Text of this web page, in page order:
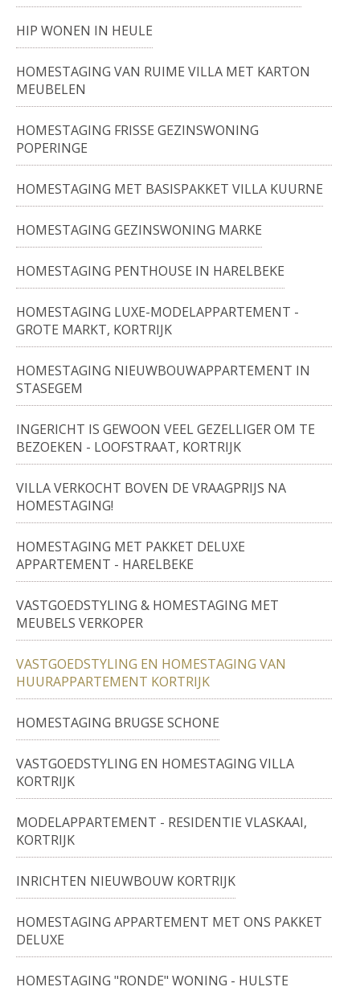
HIP WONEN IN HEULE
HOMESTAGING VAN RUIME VILLA MET KARTON
MEUBELEN
HOMESTAGING FRISSE GEZINSWONING
POPERINGE
HOMESTAGING MET BASISPAKKET VILLA KUURNE
HOMESTAGING GEZINSWONING MARKE
HOMESTAGING PENTHOUSE IN HARELBEKE
HOMESTAGING LUXE-MODELAPPARTEMENT -
GROTE MARKT, KORTRIJK
HOMESTAGING NIEUWBOUWAPPARTEMENT IN
STASEGEM
INGERICHT IS GEWOON VEEL GEZELLIGER OM TE
BEZOEKEN - LOOFSTRAAT, KORTRIJK
VILLA VERKOCHT BOVEN DE VRAAGPRIJS NA
HOMESTAGING!
HOMESTAGING MET PAKKET DELUXE
APPARTEMENT - HARELBEKE
VASTGOEDSTYLING & HOMESTAGING MET
MEUBELS VERKOPER
VASTGOEDSTYLING EN HOMESTAGING VAN
HUURAPPARTEMENT KORTRIJK
HOMESTAGING BRUGSE SCHONE
VASTGOEDSTYLING EN HOMESTAGING VILLA
KORTRIJK
MODELAPPARTEMENT - RESIDENTIE VLASKAAI,
KORTRIJK
INRICHTEN NIEUWBOUW KORTRIJK
HOMESTAGING APPARTEMENT MET ONS PAKKET
DELUXE
HOMESTAGING "RONDE" WONING - HULSTE